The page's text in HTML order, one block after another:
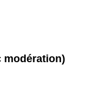
modération)